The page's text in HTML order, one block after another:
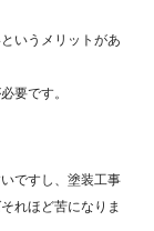
いうメリットがあ
要です。
ですし、塗装工事
れほど苦になりま